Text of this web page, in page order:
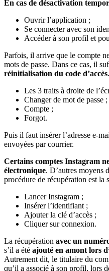
En cas de désactivation
Ouvrir l’application ;
Se connecter avec son
Accéder à son profil et
Parfois, il arrive que le compte
mots de passe. Dans ce cas, il
réinitialisation du code d’accès
Les 3 traits à droite de
Changer de mot de passe ;
Compte ;
Forgot.
Puis il faut insérer l’adresse e-
envoyées par courrier.
Certains comptes Instagram
électronique. D’autres moyens
procédure de récupération est la
Lancer Instagram ;
Insérer l’identifiant ;
Ajouter la clé d’accès ;
Cliquer sur connexion.
La récupération avec un
s’il a été ajouté en amont lors
Autrement dit, le titulaire du
qu’il a associé à son profil, lors